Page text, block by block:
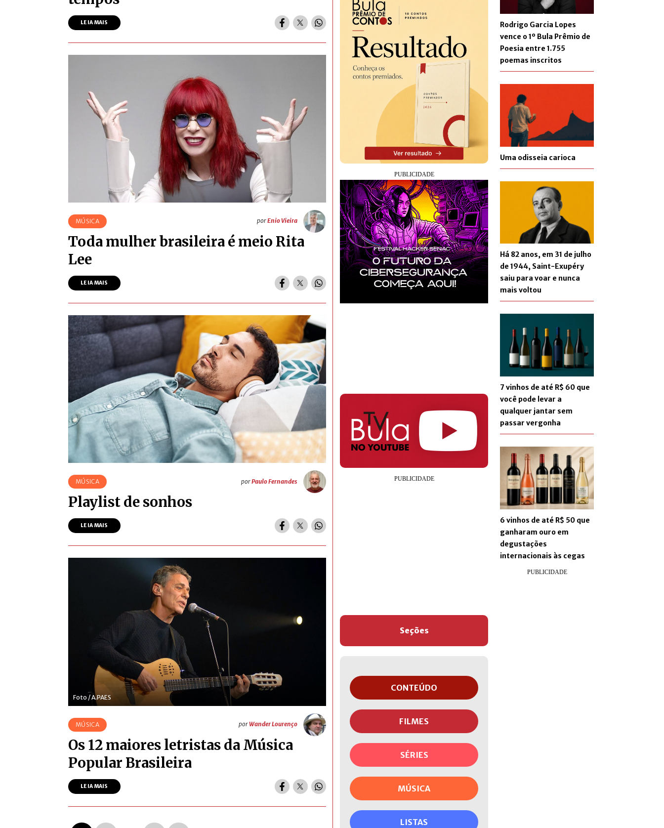
LEIA MAIS
MÚSICA porEnio Vieira
Toda mulher brasileira é meio Rita
Lee
LEIA MAIS
MÚSICA porPaulo Fernandes
Playlist de sonhos
LEIA MAIS
Foto / A.PAES
MÚSICA porWander Lourenço
Os 12 maiores letristas da Música
Popular Brasileira
LEIA MAIS
Seções
CONTEÚDO
FILMES
SÉRIES
MÚSICA
LISTAS
Rodrigo Garcia Lopes
vence o 1º Bula Prêmio de
Poesia entre 1.755
poemas inscritos
Uma odisseia carioca
Há 82 anos, em 31 de julho
de 1944, Saint-Exupéry
saiu para voar e nunca
mais voltou
7 vinhos de até R$ 60 que
você pode levar a
qualquer jantar sem
passar vergonha
6 vinhos de até R$ 50 que
ganharam ouro em
degustações
internacionais às cegas